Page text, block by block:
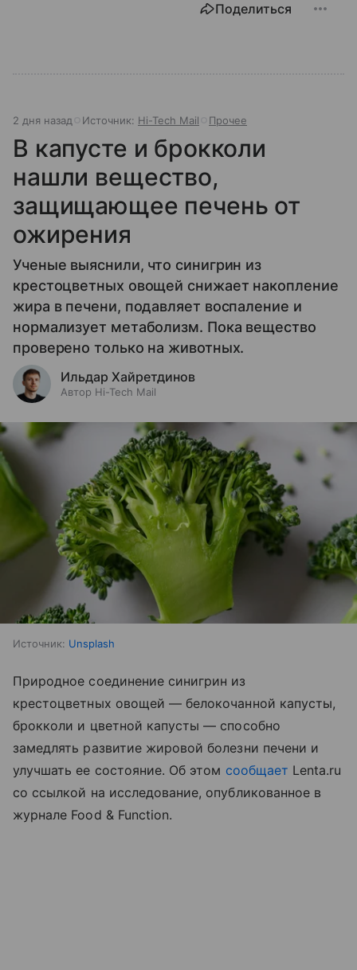
Поделиться
2 дня назад Источник: Hi-Tech Mail Прочее
В капусте и брокколи
нашли вещество,
защищающее печень от
ожирения
Ученые выяснили, что синигрин из
крестоцветных овощей снижает накопление
жира в печени, подавляет воспаление и
нормализует метаболизм. Пока вещество
проверено только на животных.
Ильдар Хайретдинов
Автор Hi-Tech Mail
Источник: Unsplash
Природное соединение синигрин из
крестоцветных овощей — белокочанной капусты,
брокколи и цветной капусты — способно
замедлять развитие жировой болезни печени и
улучшать ее состояние. Об этом сообщает Lenta.ru
со ссылкой на исследование, опубликованное в
журнале Food & Function.